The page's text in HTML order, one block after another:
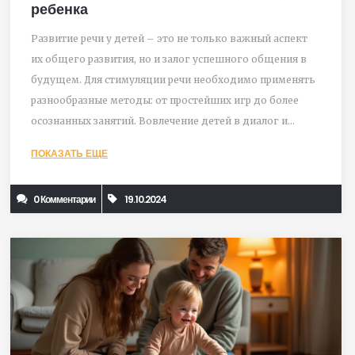
ребенка
Развитие речи у детей – это не только важный аспект
их общего развития, но и залог успешного общения в
будущем. Для стимуляции речи необходимо применять
разнообразные методы: от простейших игр до более
осознанных занятий. Вовлечение детей в диалог и
понимать индивидуальные особенности ребенка и
адаптировать подход.
ПОКАЗАТЬ ЕЩЕ
0 Комментарии 19.10.2024